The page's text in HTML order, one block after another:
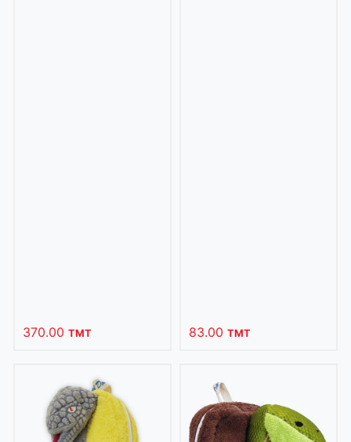
370.00 TMT 83.00 TMT